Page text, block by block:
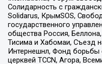
Солидарность с
Solidarus, КрымSOS,
государственного
общества Россия,
Тисима и Хабомаи, Съезд
Интернешнл, Фонд борьбы
церквей TCCN, Агора,